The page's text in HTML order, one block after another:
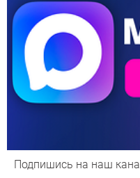
Подпишись на наш